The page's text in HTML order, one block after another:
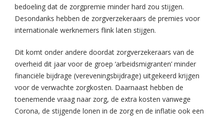
bedoeling dat de zorgpremie minder hard zou stijgen.
Desondanks hebben de zorgverzekeraars de premies voor
internationale werknemers flink laten stijgen.
Dit komt onder andere doordat zorgverzekeraars van de
overheid dit jaar voor de groep ‘arbeidsmigranten’ minder
financiële bijdrage (vereveningsbijdrage) uitgekeerd krijgen
voor de verwachte zorgkosten. Daarnaast hebben de
toenemende vraag naar zorg, de extra kosten vanwege
Corona, de stijgende lonen in de zorg en de inflatie ook een